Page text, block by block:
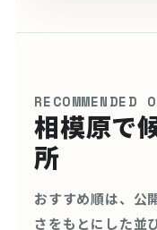
RECOMMENDED
相模原で
所
おすすめ順は、公
さをもとにした並